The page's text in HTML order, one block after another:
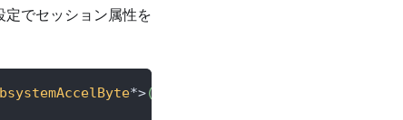
定でセッション属性を
*>(